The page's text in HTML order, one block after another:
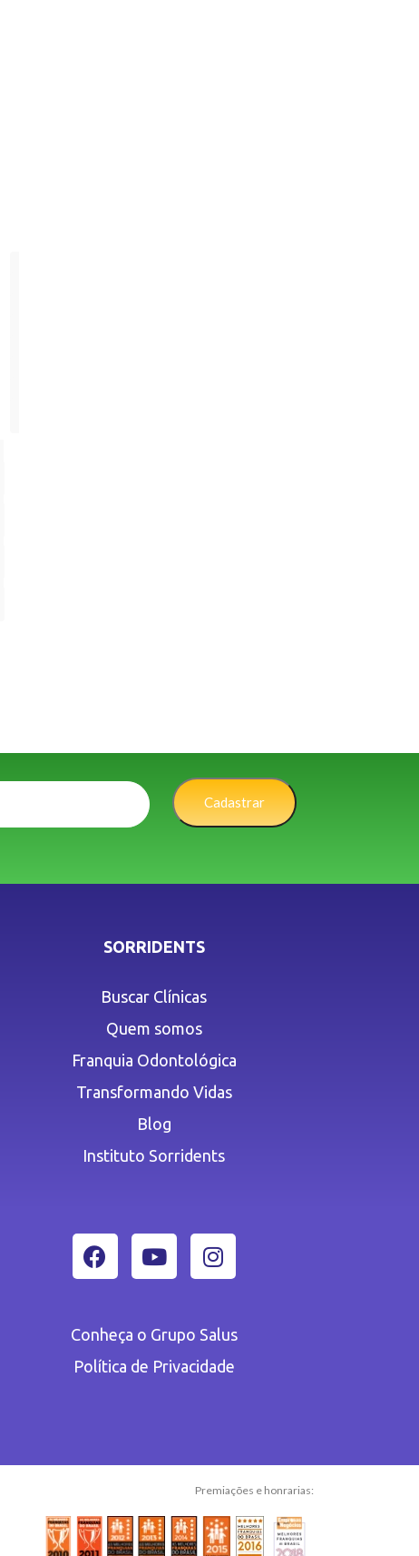
Cadastrar
SORRIDENTS
Buscar Clínicas
Quem somos
Franquia Odontológica
Transformando Vidas
Blog
Instituto Sorridents
Conheça o Grupo Salus
Política de Privacidade
Premiações e honrarias: